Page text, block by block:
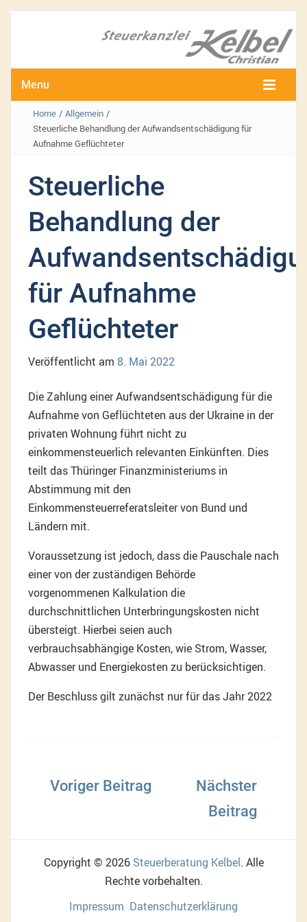
Menu
Home / Allgemein /
Steuerliche Behandlung der Aufwandsentschädigung für
Aufnahme Geflüchteter
Steuerliche
Behandlung der
für Aufnahme
Geflüchteter
Veröffentlicht am 8. Mai 2022
Die Zahlung einer Aufwandsentschädigung für die
Aufnahme von Geflüchteten aus der Ukraine in der
privaten Wohnung führt nicht zu
einkommensteuerlich relevanten Einkünften. Dies
teilt das Thüringer Finanzministeriums in
Abstimmung mit den
Einkommensteuerreferatsleiter von Bund und
Ländern mit.
Voraussetzung ist jedoch, dass die Pauschale nach
einer von der zuständigen Behörde
vorgenommenen Kalkulation die
durchschnittlichen Unterbringungskosten nicht
übersteigt. Hierbei seien auch
verbrauchsabhängige Kosten, wie Strom, Wasser,
Abwasser und Energiekosten zu berücksichtigen.
Der Beschluss gilt zunächst nur für das Jahr 2022
Copyright © 2026 Steuerberatung Kelbel. Alle
Rechte vorbehalten.
Impressum Datenschutzerklärung